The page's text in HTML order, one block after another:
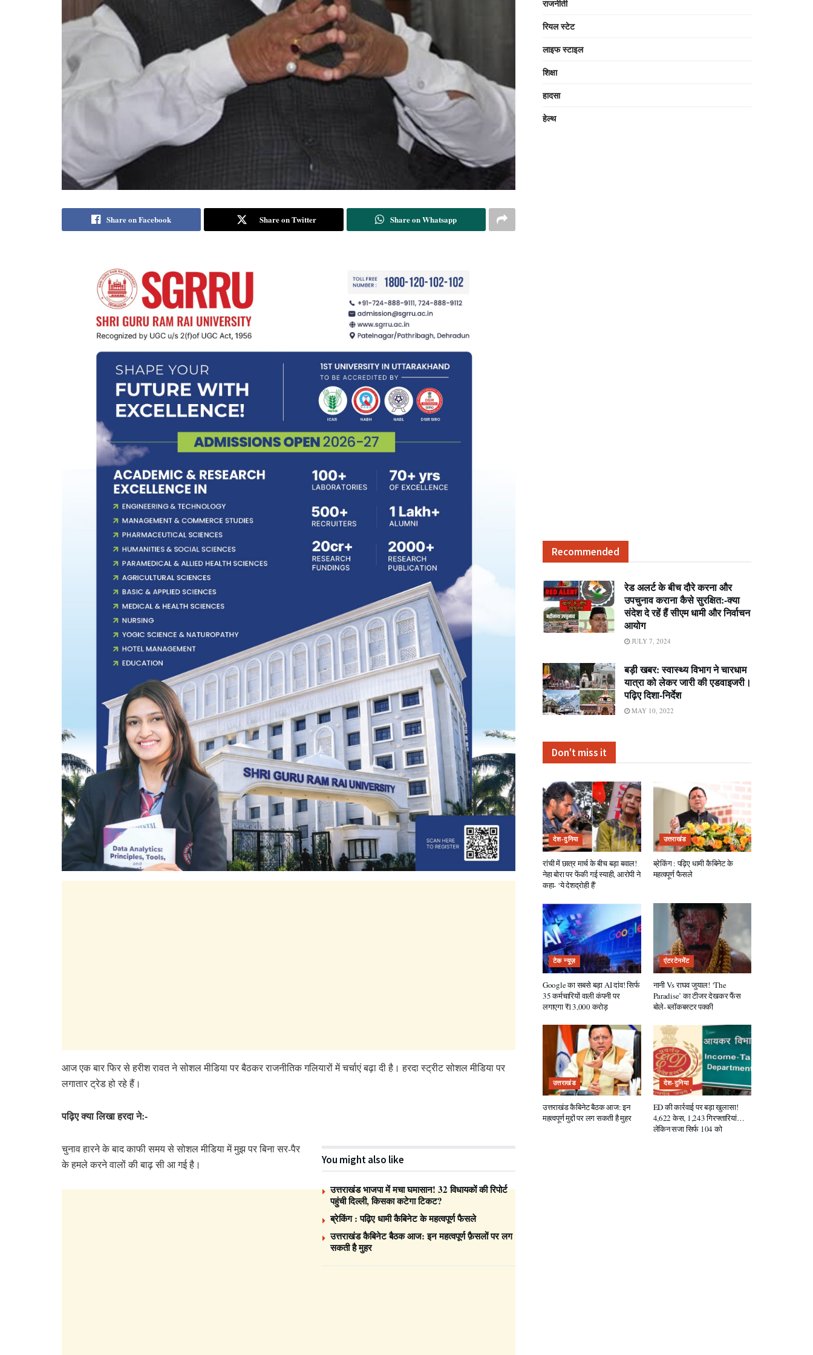
Share on Facebook Share on Twitter Share on Whatsapp
आज एक बार फिर से हरीश रावत ने सोशल मीडिया पर बैठकर राजनीतिक गलियारों में चर्चाएं बढ़ा दी है। हरदा स्ट्रीट सोशल मीडिया पर
लगातार ट्रेड हो रहे हैं।
पढ़िए क्या लिखा हरदा ने:-
You might also like
उत्तराखंड भाजपा में मचा घमासान! 32 विधायकों की रिपोर्ट
पहुंची दिल्ली, किसका कटेगा टिकट?
ब्रेकिंग : पढ़िए धामी कैबिनेट के महत्वपूर्ण फैसले
उत्तराखंड कैबिनेट बैठक आज: इन महत्वपूर्ण फ़ैसलों पर लग
सकती है मुहर
चुनाव हारने के बाद काफी समय से सोशल मीडिया में मुझ पर बिना सर-पैर
के हमले करने वालों की बाढ़ सी आ गई है।
राजनीती
रियल स्टेट
लाइफ स्टाइल
शिक्षा
हादसा
हेल्थ
Recommended
रेड अलर्ट के बीच दौरे करना और
उपचुनाव कराना कैसे सुरक्षित:-क्या
संदेश दे रहें हैं सीएम धामी और निर्वाचन
आयोग
JULY 7, 2024
बड़ी खबर: स्वास्थ्य विभाग ने चारधाम
यात्रा को लेकर जारी की एडवाइजरी।
पढ़िए दिशा-निर्देश
MAY 10, 2022
Don't miss it
देश-दुनिया
रांची में छात्र मार्च के बीच बड़ा बवाल!
नेहा बोरा पर फेंकी गई स्याही, आरोपी ने
कहा- ‘ये देशद्रोही हैं’
उत्तराखंड
ब्रेकिंग : पढ़िए धामी कैबिनेट के
महत्वपूर्ण फैसले
टेक न्यूज़
Google का सबसे बड़ा AI दांव! सिर्फ
35 कर्मचारियों वाली कंपनी पर
लगाएगा ₹13,000 करोड़
एंटरटेनमेंट
नानी Vs राघव जुयाल! ‘The
Paradise’ का टीजर देखकर फैंस
बोले- ब्लॉकबस्टर पक्की
उत्तराखंड
उत्तराखंड कैबिनेट बैठक आज: इन
महत्वपूर्ण मुद्दों पर लग सकती है मुहर
देश-दुनिया
ED की कार्रवाई पर बड़ा खुलासा!
4,622 केस, 1,243 गिरफ्तारियां…
लेकिन सजा सिर्फ 104 को